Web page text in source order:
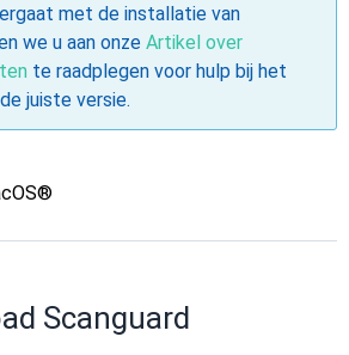
met de installatie van
we u aan onze Artikel over
te raadplegen voor hulp bij het
juiste versie.
Scanguard